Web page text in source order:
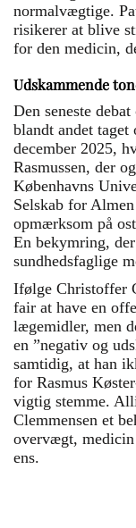
normalvægtige.
risikerer at blive
for den medicin,
Udskammende
Den seneste
blandt andet
december 2025,
Rasmussen, der
Københavns
Selskab for
opmærksom på
En bekymring,
sundhedsfaglige
Ifølge Christoffer
fair at have en
lægemidler, men
en ”negativ og
samtidig, at han
for Rasmus
vigtig stemme.
Clemmensen et
overvægt,
ens.